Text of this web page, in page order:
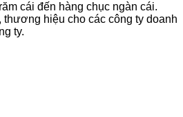
cái đến hàng chục ngàn cái.
hiệu cho các công ty doanh
ty.